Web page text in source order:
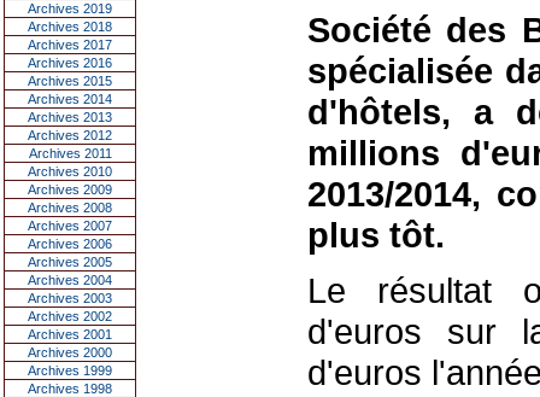
Archives 2019
Archives 2018
Archives 2017
Archives 2016
Archives 2015
Archives 2014
Archives 2013
Archives 2012
Archives 2011
Archives 2010
Archives 2009
Archives 2008
Archives 2007
Archives 2006
Archives 2005
Archives 2004
Archives 2003
Archives 2002
Archives 2001
Archives 2000
Archives 1999
Archives 1998
Société des
spécialisée
d'hôtels, a
millions
2013/2014,
plus tôt.
Le résultat
d'euros sur
d'euros